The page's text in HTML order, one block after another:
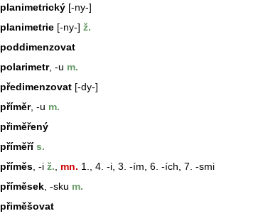
planimetrický [-ny-]
planimetrie [-ny-] ž.
poddimenzovat
polarimetr, -u m.
předimenzovat [-dy-]
příměr, -u m.
přiměřený
příměřís.
příměs , -i ž. mn. 1., 4. -i, 3. -ím, 6. -ích, 7. -smi
příměsek , -sku m.
přiměšovat